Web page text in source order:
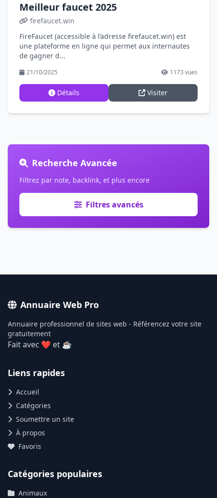
Recherche Avancée
Filtrez par note, backlink, et plus encore
Filtres avancés
Meilleur faucet 2025
firefaucet.win
FireFaucet (accessible à l’adresse firefaucet.win) est
une plateforme en ligne qui permet aux internautes
de gagner d...
21/10/2025 1173 vues
Détails Visiter
Annuaire Web Pro
Annuaire professionnel de sites web - Référencez votre site
gratuitement
Fait avec ❤ et ☕
Liens rapides
Accueil
Catégories
Soumettre un site
À propos
Favoris
Catégories populaires
Animaux